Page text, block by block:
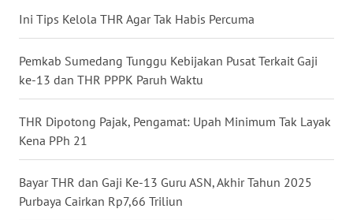
Ini Tips Kelola THR Agar Tak Habis Percuma
Pemkab Sumedang Tunggu Kebijakan Pusat Terkait Gaji
ke-13 dan THR PPPK Paruh Waktu
THR Dipotong Pajak, Pengamat: Upah Minimum Tak Layak
Kena PPh 21
Bayar THR dan Gaji Ke-13 Guru ASN, Akhir Tahun 2025
Purbaya Cairkan Rp7,66 Triliun
WN
KALTARA
WN
WN